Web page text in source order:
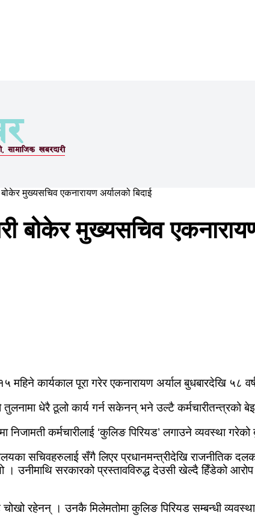
बोकेर मुख्यसचिव एकनारायण अर्यालको बिदाई
बोकेर मुख्यसचिव
कार्यकाल पूरा गरेर एकनारायण अर्याल बुधबारदेखि ५८
धेरै ठूलो कार्य गर्न सकेनन् भने उल्टै कर्मचारीतन्त्रको
कर्मचारीलाई ‘कुलिङ पिरियड’ लगाउने व्यवस्था
सचिवहरुलाई सँगै लिएर प्रधानमन्त्रीदेखि राजनीतिक
। उनीमाथि सरकारको प्रस्तावविरुद्ध देउसी खेल्दै हिँडेको
चोखो रहेनन् । उनकै मिलेमतोमा कुलिङ पिरियड सम्बन्धी